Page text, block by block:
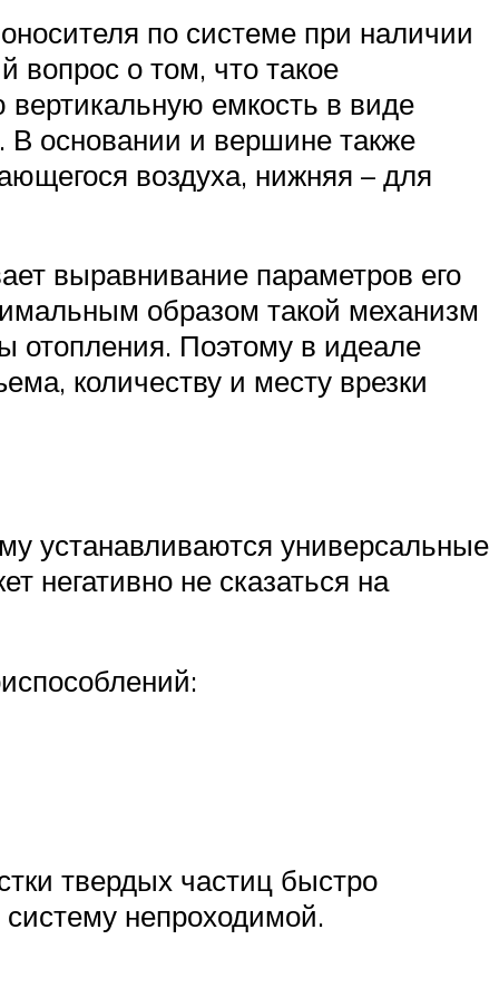
по системе при наличии
вопрос о том, что такое
вертикальную емкость в виде
основании и вершине также
воздуха, нижняя – для
выравнивание параметров его
образом такой механизм
отопления. Поэтому в идеале
количеству и месту врезки
устанавливаются универсальные
негативно не сказаться на
твердых частиц быстро
непроходимой.